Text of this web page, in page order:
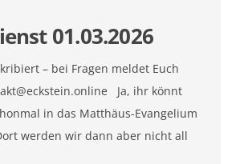
01.03.2026
– bei Fragen meldet Euch
Ja, ihr könnt
in das Matthäus-Evangelium
werden wir dann aber nicht all